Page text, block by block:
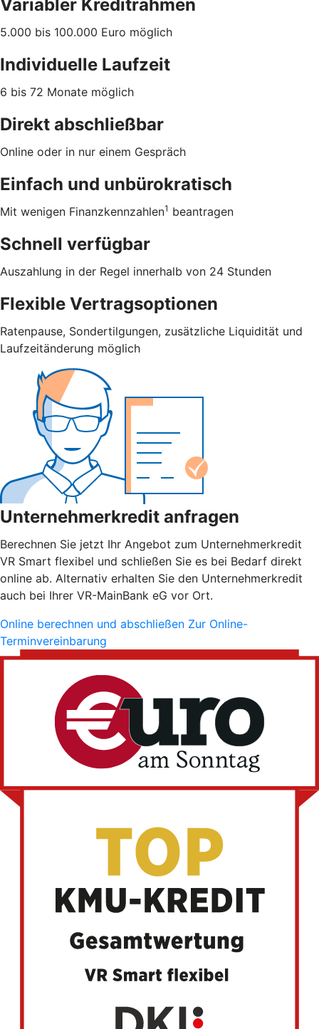
Variabler Kreditrahmen
5.000 bis 100.000 Euro möglich
Individuelle Laufzeit
6 bis 72 Monate möglich
Direkt abschließbar
Online oder in nur einem Gespräch
Einfach und unbürokratisch
Mit wenigen Finanzkennzahlen1 beantragen
Schnell verfügbar
Auszahlung in der Regel innerhalb von 24 Stunden
Flexible Vertragsoptionen
Ratenpause, Sondertilgungen, zusätzliche Liquidität und
Laufzeitänderung möglich
Unternehmerkredit anfragen
Berechnen Sie jetzt Ihr Angebot zum Unternehmerkredit
VR Smart flexibel und schließen Sie es bei Bedarf direkt
online ab. Alternativ erhalten Sie den Unternehmerkredit
auch bei Ihrer VR-MainBank eG vor Ort.
Online berechnen und abschließen Zur Online-
Terminvereinbarung